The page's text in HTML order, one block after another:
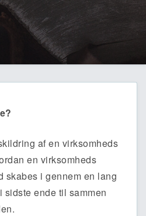
af en virksomheds
en virksomheds
skabes i gennem en lang
ende til sammen